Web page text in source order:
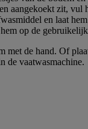
aangekoekt zit, vul
en laat
op de
met de hand. Of
de vaatwasmachine.